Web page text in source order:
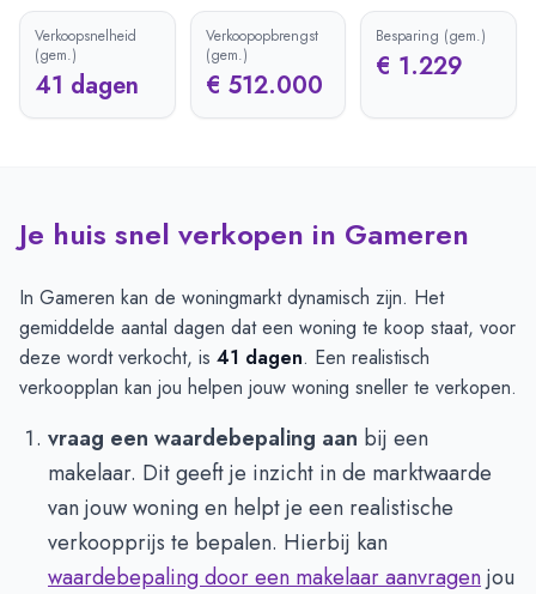
Verkoopsnelheid
(gem.)
41 dagen
Verkoopopbrengst
(gem.)
€ 512.000
Besparing (gem.)
€ 1.229
Je huis snel verkopen in Gameren
In Gameren kan de woningmarkt dynamisch zijn. Het
gemiddelde aantal dagen dat een woning te koop staat, voor
deze wordt verkocht, is 41 dagen. Een realistisch
verkoopplan kan jou helpen jouw woning sneller te verkopen.
vraag een waardebepaling aan bij een
makelaar. Dit geeft je inzicht in de marktwaarde
van jouw woning en helpt je een realistische
verkoopprijs te bepalen. Hierbij kan
waardebepaling door een makelaar aanvragenjou